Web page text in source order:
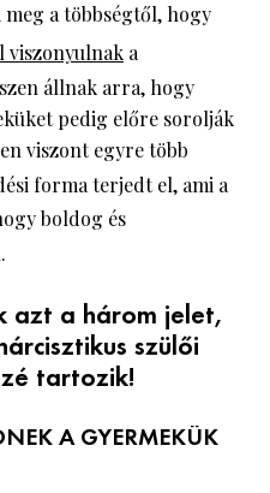
a többségtől, hogy
viszonyulnak a
állnak arra, hogy
pedig előre sorolják
viszont egyre több
forma terjedt el, ami a
boldog és
azt a három jelet,
szülői
tartozik!
A GYERMEKÜK